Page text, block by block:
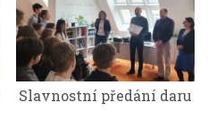
Slavnostní předání daru